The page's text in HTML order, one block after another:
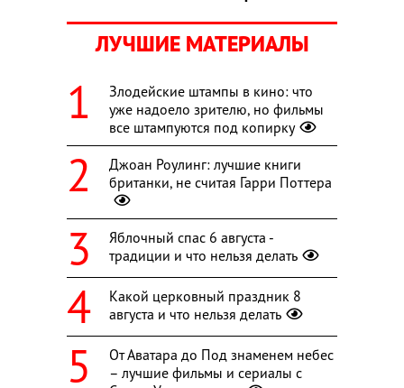
ЛУЧШИЕ МАТЕРИАЛЫ
Злодейские штампы в кино: что
уже надоело зрителю, но фильмы
все штампуются под копирку
Джоан Роулинг: лучшие книги
британки, не считая Гарри Поттера
Яблочный спас 6 августа -
традиции и что нельзя делать
Какой церковный праздник 8
августа и что нельзя делать
От Аватара до Под знаменем небес
– лучшие фильмы и сериалы с